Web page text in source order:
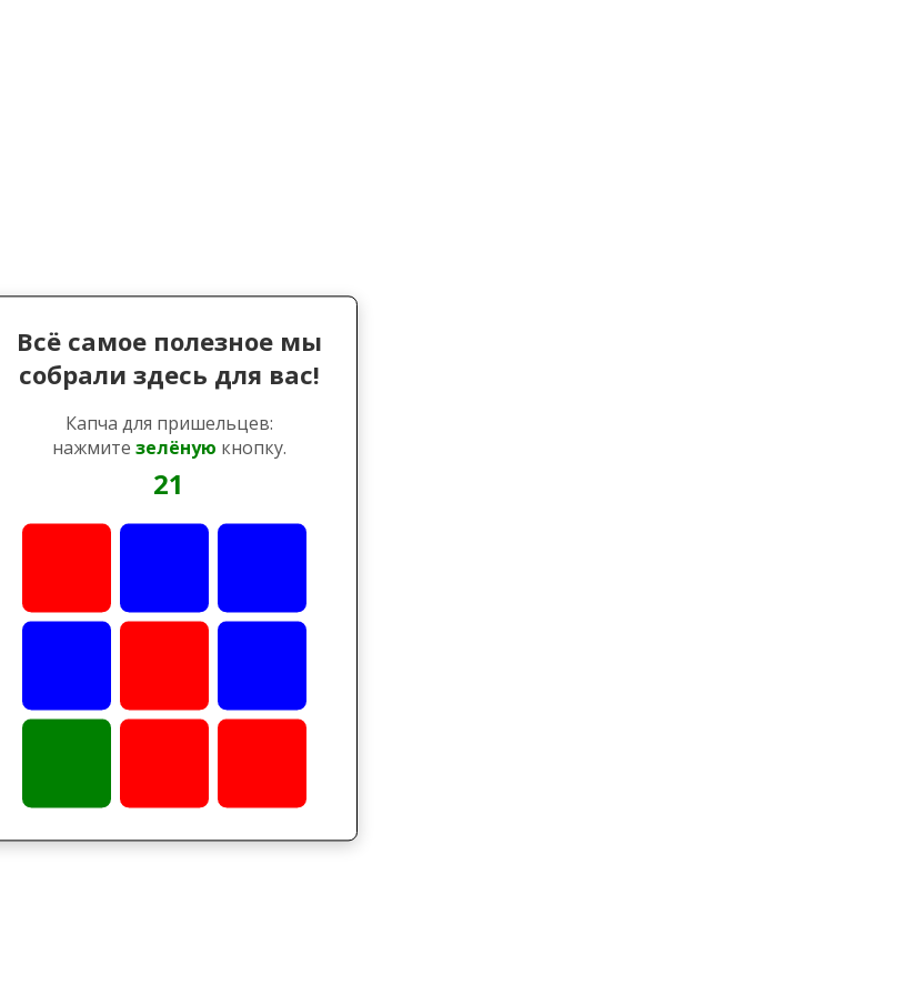
Всё самое полезное мы
собрали здесь для вас!
Капча для пришельцев:
нажмите зелёную кнопку.
21